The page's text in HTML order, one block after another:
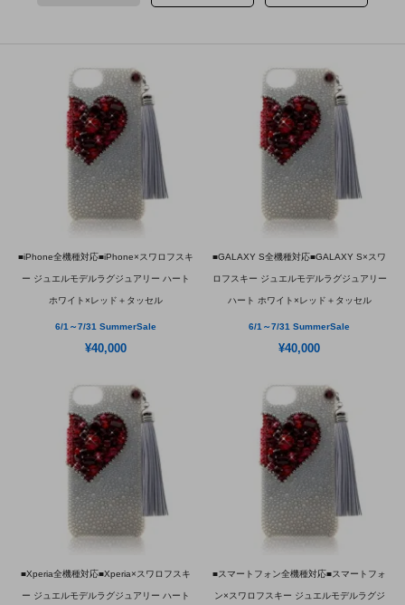
■iPhone全機種対応■iPhone×スワロフスキ
ー ジュエルモデルラグジュアリー ハート
ホワイト×レッド＋タッセル
6/1～7/31 SummerSale
¥40,000
■GALAXY S全機種対応■GALAXY S×スワ
ロフスキー ジュエルモデルラグジュアリー
ハート ホワイト×レッド＋タッセル
6/1～7/31 SummerSale
¥40,000
■Xperia全機種対応■Xperia×スワロフスキ
ー ジュエルモデルラグジュアリー ハート
■スマートフォン全機種対応■スマートフォ
ン×スワロフスキー ジュエルモデルラグジ